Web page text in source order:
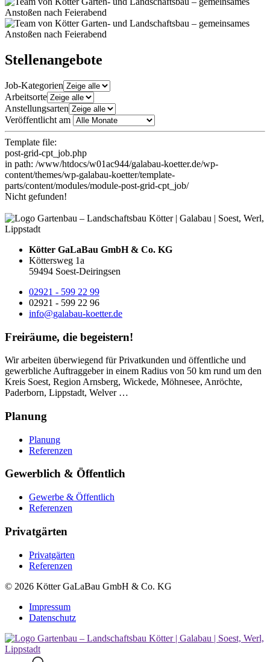
Stellenangebote
Job-Kategorien
Arbeitsorte
Anstellungsarten
Veröffentlicht am
Template file:
post-grid-cpt_job.php
in path: /www/htdocs/w01ac944/galabau-koetter.de/wp-
content/themes/wp-galabau-koetter/template-
parts/content/modules/module-post-grid-cpt_job/
Nicht gefunden!
Kötter GaLaBau GmbH & Co. KG
Köttersweg 1a
59494 Soest-Deiringsen
02921 - 599 22 99
02921 - 599 22 96
info@galabau-koetter.de
Freiräume, die begeistern!
Wir arbeiten überwiegend für Privatkunden und öffentliche und
gewerbliche Auftraggeber in einem Radius von 50 km rund um den
Kreis Soest, Region Arnsberg, Wickede, Möhnesee, Anröchte,
Paderborn, Lippstadt, Welver …
Planung
Planung
Referenzen
Gewerblich & Öffentlich
Gewerbe & Öffentlich
Referenzen
Privat­gärten
Privatgärten
Referenzen
© 2026 Kötter GaLaBau GmbH & Co. KG
Impressum
Datenschutz